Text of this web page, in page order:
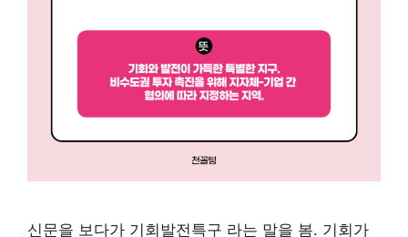
신문을 보다가 기회발전특구 라는 말을 봄. 기회가